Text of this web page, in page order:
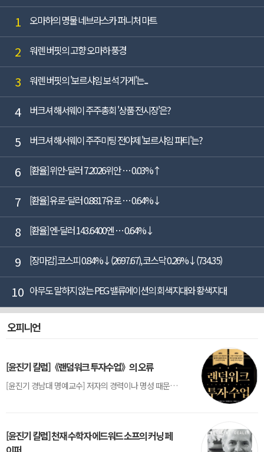
1 오마하의 명물 네브라스카 퍼니처 마트
2 워렌 버핏의 고향 오마하 풍경
3 워렌 버핏의 '보르샤임 보석 가게'는...
4 버크셔 해서웨이 주주총회 '상품 전시장'은?
5 버크셔 해서웨이 주주미팅 전야제 '보르샤임 파티'는?
6 [환율] 위안-달러 7.2026위안 … 0.03%↑
7 [환율] 유로-달러 0.8817유로 … 0.64%↓
8 [환율] 엔-달러 143.6400엔 … 0.64%↓
9 [장마감] 코스피 0.84%↓(2697.67), 코스닥 0.26%↓(734.35)
10 아무도 말하지 않는 PEG 밸류에이션의 회색지대와 황색지대
오피니언
[윤진기 칼럼]《랜덤워크 투자수업》의 오류
[윤진기 경남대 명예교수] 저자의 경력이나 명성 때문인지 2020년에 번역 출판된 《랜덤워크 투자수업》(A Random Walk Down Wall Street) 12판은 표지부터가 거창하다. ‘45년간 12번 개정하며 철저히 검증한 투자서’, ‘전문가 부럽지 않은 투자 감각을 길러주는 위대한 투자지침서’ 라는 은빛 광고문구로 독자를 유혹한다.[1] 출판 50주...
[윤진기 칼럼] 천재 수학자 에드워드 소프의 커닝 페